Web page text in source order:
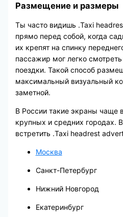
Размещение и размеры
Ты часто видишь .Taxi
прямо перед собой, когда
их крепят на спинку
пассажир мог легко
поездки. Такой способ
максимальный визуальный
заметной.
В России такие экраны чаще
крупных и средних городах.
встретить .Taxi headrest
Москва
Санкт-Петербург
Нижний Новгород
Екатеринбург